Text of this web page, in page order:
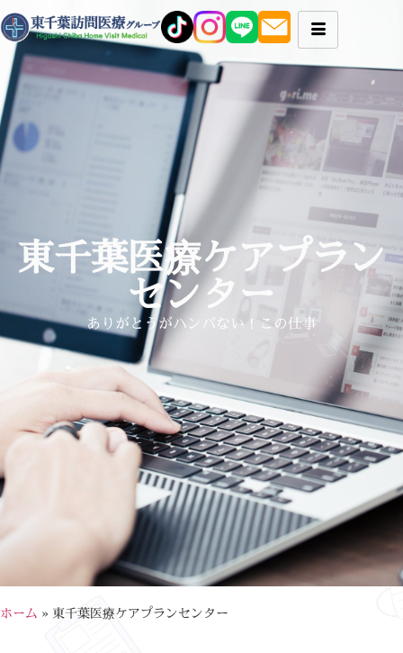
東千葉医療ケアプラン
センター
ありがとうがハンパない！この仕事
ホーム » 東千葉医療ケアプランセンター